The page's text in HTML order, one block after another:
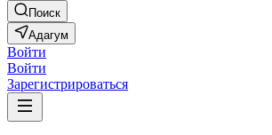
Поиск
Адагум
Войти
Войти
Зарегистрироваться